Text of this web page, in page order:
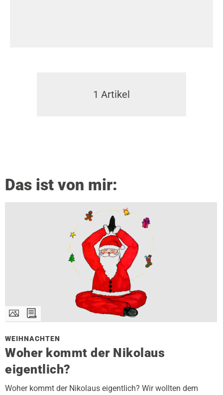
1 Artikel
Das ist von mir:
WEIHNACHTEN
Woher kommt der Nikolaus
eigentlich?
Woher kommt der Nikolaus eigentlich? Wir wollten dem